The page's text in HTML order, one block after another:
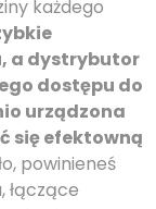
każdego
a dystrybutor
dostępu do
urządzona
się efektowną
powinieneś
łączące